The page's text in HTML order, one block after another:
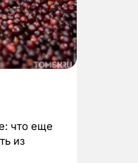
что еще
из